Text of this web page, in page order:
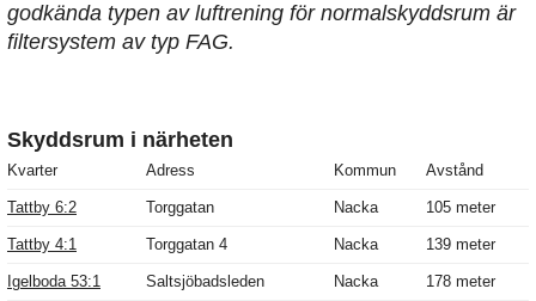
godkända typen av luftrening för normalskyddsrum är
filtersystem av typ FAG.
Skyddsrum i närheten
Kvarter Adress Kommun Avstånd
Tattby 6:2 Torggatan Nacka 105 meter
Tattby 4:1 Torggatan 4 Nacka 139 meter
Igelboda 53:1 Saltsjöbadsleden Nacka 178 meter